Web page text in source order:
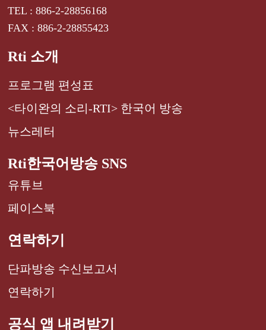
TEL : 886-2-28856168
FAX : 886-2-28855423
Rti 소개
프로그램 편성표
<타이완의 소리-RTI> 한국어 방송
뉴스레터
Rti한국어방송 SNS
유튜브
페이스북
연락하기
단파방송 수신보고서
연락하기
공식 앱 내려받기